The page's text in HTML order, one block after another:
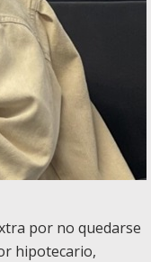
por no quedarse
hipotecario,